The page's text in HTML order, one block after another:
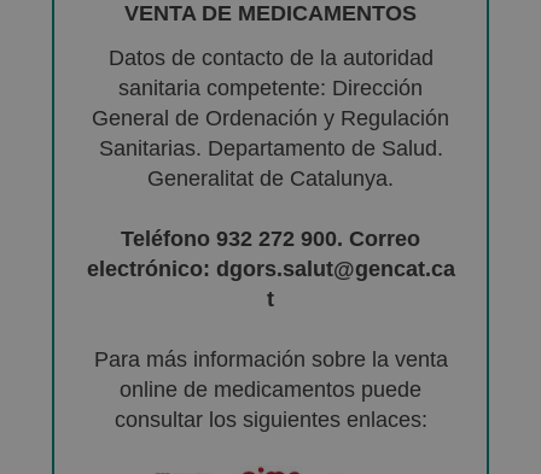
VENTA DE MEDICAMENTOS
Datos de contacto de la autoridad
sanitaria competente: Dirección
General de Ordenación y Regulación
Sanitarias. Departamento de Salud.
Generalitat de Catalunya.
Teléfono 932 272 900. Correo
electrónico: dgors.salut@gencat.ca
t
Para más información sobre la venta
online de medicamentos puede
consultar los siguientes enlaces: